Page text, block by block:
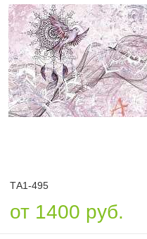
ТА1-495
от 1400 руб.